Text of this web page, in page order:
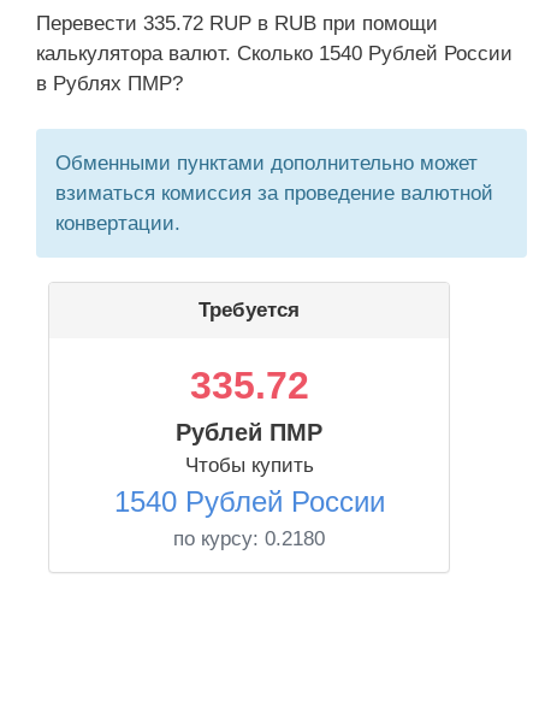
Перевести 335.72 RUP в RUB при помощи
калькулятора валют. Сколько 1540 Рублей России
в Рублях ПМР?
Обменными пунктами дополнительно может
взиматься комиссия за проведение валютной
конвертации.
Требуется
335.72
Рублей ПМР
Чтобы купить
1540 Рублей России
по курсу: 0.2180